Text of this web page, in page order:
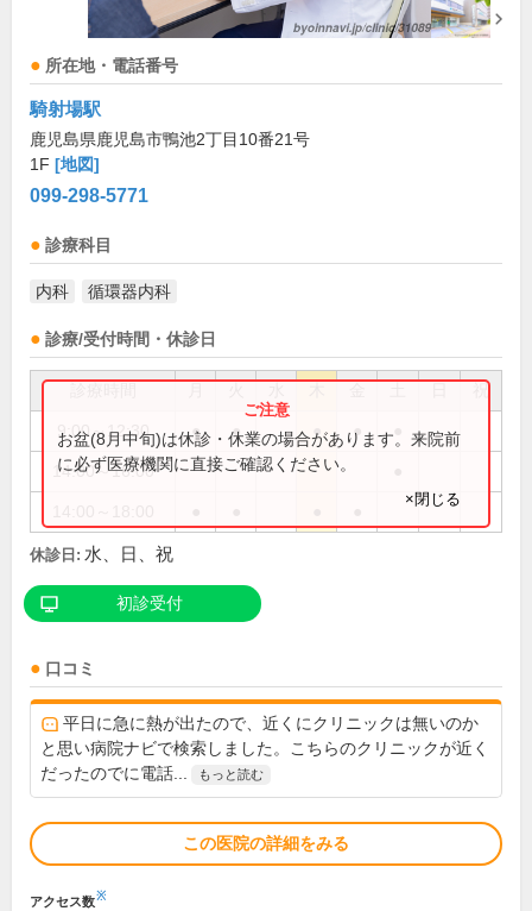
所在地・電話番号
騎射場駅
鹿児島県鹿児島市鴨池2丁目10番21号
1F [地図]
099-298-5771
診療科目
内科 循環器内科
診療/受付時間・休診日
祝
9:00～12:30 ● ● ● ●
14:00～16:00
お盆(8月中旬)は休診・休業の場合があります。来院前
に必ず医療機関に直接ご確認ください。
×閉じる
休診日: 水、日、祝
初診受付
口コミ
平日に急に熱が出たので、近くにクリニックは無いのか
と思い病院ナビで検索しました。こちらのクリニックが近く
だったのでに電話...
もっと読む
この医院の詳細をみる
アクセス数※